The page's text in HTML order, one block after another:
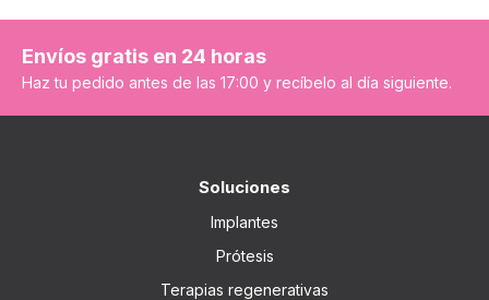
Envíos gratis en 24 horas
Haz tu pedido antes de las 17:00 y recíbelo al día siguiente.
Soluciones
Implantes
Prótesis
Terapias regenerativas